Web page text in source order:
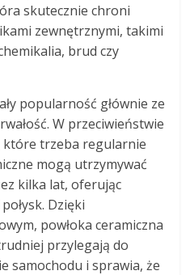
skutecznie chroni
zewnętrznymi, takimi
brud czy
popularność głównie ze
W przeciwieństwie
które trzeba regularnie
mogą utrzymywać
kilka lat, oferując
Dzięki
powłoka ceramiczna
przylegają do
samochodu i sprawia, że